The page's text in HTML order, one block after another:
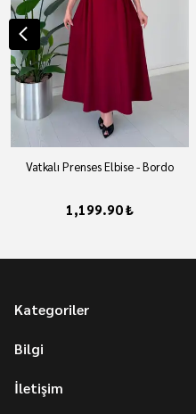
Vatkalı Prenses Elbise - Bordo
1,199.90 ₺
Kategoriler
Bilgi
İletişim